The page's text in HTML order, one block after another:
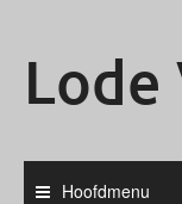
Lode
Hoofdmenu